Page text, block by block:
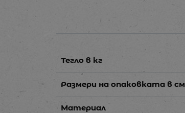
Тегло в кг
Размери на опаковката в см
Материал